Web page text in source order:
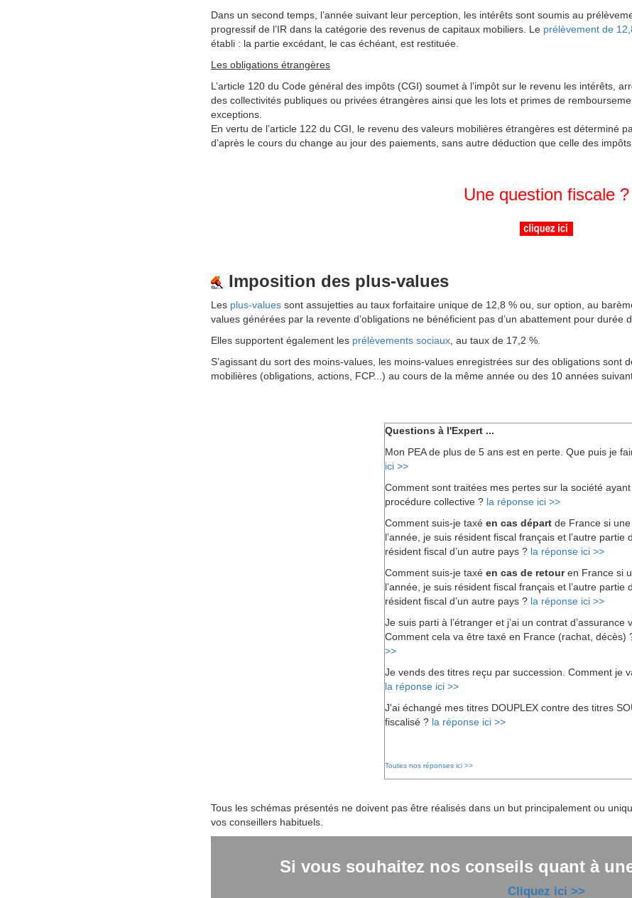
Dans un second temps, l’année suivant leur perception, les intérêts sont soumis au
progressif de l’IR dans la catégorie des revenus de capitaux mobiliers. Le prélèvement de
établi : la partie excédant, le cas échéant, est restituée.
Les obligations étrangères
L’article 120 du Code général des impôts (CGI) soumet à l’impôt sur le revenu les intérêts,
des collectivités publiques ou privées étrangères ainsi que les lots et primes de
exceptions.
En vertu de l’article 122 du CGI, le revenu des valeurs mobilières étrangères est déterminé
d’après le cours du change au jour des paiements, sans autre déduction que celle des
Une question fiscale ?
Imposition des plus-values
Les plus-values sont assujetties au taux forfaitaire unique de 12,8 % ou, sur option, au
values générées par la revente d’obligations ne bénéficient pas d’un abattement pour durée
Elles supportent également les prélèvements sociaux , au taux de 17,2 %.
S’agissant du sort des moins-values, les moins-values enregistrées sur des obligations sont
mobilières (obligations, actions, FCP...) au cours de la même année ou des 10 années
Questions à l'Expert ...
Mon PEA de plus de 5 ans est en perte. Que puis je
ici >>
Comment sont traitées mes pertes sur la société
procédure collective ? la réponse ici >>
Comment suis-je taxé en cas départ de France si
l’année, je suis résident fiscal français et l’autre partie
résident fiscal d’un autre pays ? la réponse ici >>
Comment suis-je taxé en cas de retouren France si
l’année, je suis résident fiscal français et l’autre partie
résident fiscal d’un autre pays ? la réponse ici >>
Je suis parti à l’étranger et j’ai un contrat d’assurance
Comment cela va être taxé en France (rachat, décès)
>>
Je vends des titres reçu par succession. Comment je
la réponse ici >>
J'ai échangé mes titres DOUPLEX contre des titres
fiscalisé ? la réponse ici >>
Toutes nos réponses ici >>
Tous les schémas présentés ne doivent pas être réalisés dans un but principalement ou
vos conseillers habituels.
Si vous souhaitez nos conseils quant à
Cliquez ici >>